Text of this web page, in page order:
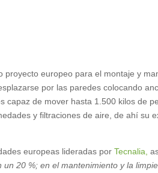
europeo para el montaje y
por las paredes colocando
de mover hasta 1.500 kilos de
y filtraciones de aire, de ahí su
europeas lideradas porTecnalia,
20 %; en el mantenimiento y la